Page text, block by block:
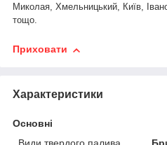
Миколая, Хмельницький, Київ,
тощо.
Приховати
Характеристики
Основні